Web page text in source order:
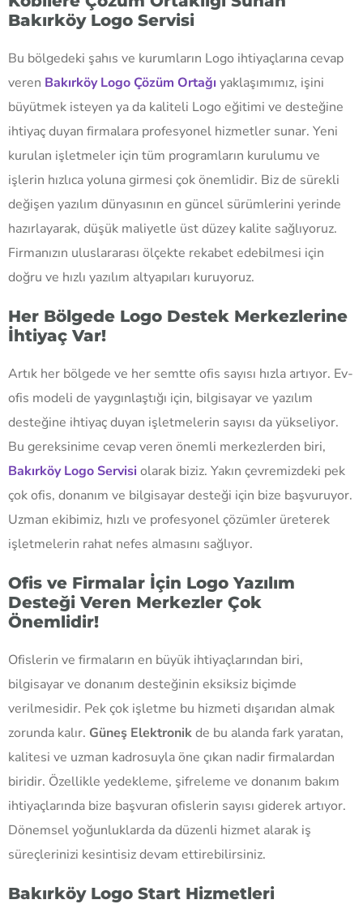
Bakırköy Logo Servisi
Bu bölgedeki şahıs ve kurumların Logo ihtiyaçlarına cevap
veren Bakırköy Logo Çözüm Ortağı yaklaşımımız, işini
büyütmek isteyen ya da kaliteli Logo eğitimi ve desteğine
ihtiyaç duyan firmalara profesyonel hizmetler sunar. Yeni
kurulan işletmeler için tüm programların kurulumu ve
işlerin hızlıca yoluna girmesi çok önemlidir. Biz de sürekli
değişen yazılım dünyasının en güncel sürümlerini yerinde
hazırlayarak, düşük maliyetle üst düzey kalite sağlıyoruz.
Firmanızın uluslararası ölçekte rekabet edebilmesi için
doğru ve hızlı yazılım altyapıları kuruyoruz.
Her Bölgede Logo Destek Merkezlerine
İhtiyaç Var!
Artık her bölgede ve her semtte ofis sayısı hızla artıyor. Ev-
ofis modeli de yaygınlaştığı için, bilgisayar ve yazılım
desteğine ihtiyaç duyan işletmelerin sayısı da yükseliyor.
Bu gereksinime cevap veren önemli merkezlerden biri,
Bakırköy Logo Servisi olarak biziz. Yakın çevremizdeki pek
çok ofis, donanım ve bilgisayar desteği için bize başvuruyor.
Uzman ekibimiz, hızlı ve profesyonel çözümler üreterek
işletmelerin rahat nefes almasını sağlıyor.
Ofis ve Firmalar İçin Logo Yazılım
Desteği Veren Merkezler Çok
Önemlidir!
Ofislerin ve firmaların en büyük ihtiyaçlarından biri,
bilgisayar ve donanım desteğinin eksiksiz biçimde
verilmesidir. Pek çok işletme bu hizmeti dışarıdan almak
zorunda kalır. Güneş Elektronikde bu alanda fark yaratan,
kalitesi ve uzman kadrosuyla öne çıkan nadir firmalardan
biridir. Özellikle yedekleme, şifreleme ve donanım bakım
ihtiyaçlarında bize başvuran ofislerin sayısı giderek artıyor.
Dönemsel yoğunluklarda da düzenli hizmet alarak iş
süreçlerinizi kesintisiz devam ettirebilirsiniz.
Bakırköy Logo Start Hizmetleri